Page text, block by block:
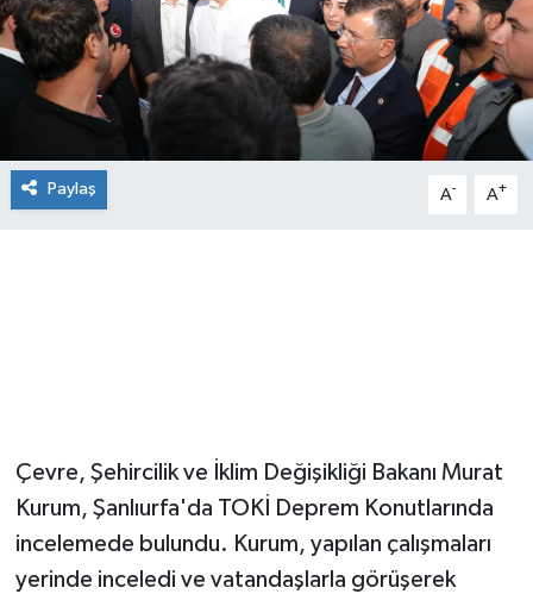
Paylaş A- A+
Çevre, Şehircilik ve İklim Değişikliği Bakanı Murat
Kurum, Şanlıurfa'da TOKİ Deprem Konutlarında
incelemede bulundu. Kurum, yapılan çalışmaları
yerinde inceledi ve vatandaşlarla görüşerek